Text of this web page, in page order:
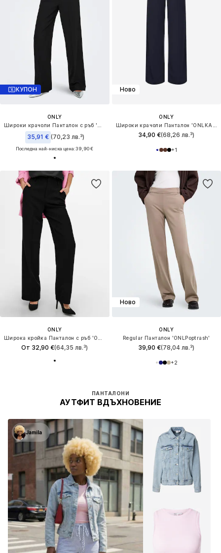
КУПОН
ONLY
35,91 € (70,23 лв.³)
Последна най-ниска цена:39,90 €
Ново
ONLY
34,90 €(68,26 лв.³)
+1
ONLY
От 32,90 €(64,35 лв.³)
ПАНТАЛОНИ
АУТФИТ ВДЪХНОВЕНИЕ
Jamila
Ново
ONLY
Regular Панталон 'ONLPoptrash'
39,90 €(78,04 лв.³)
+2